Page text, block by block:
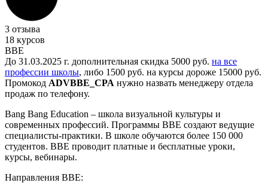
3 отзыва
18 курсов
BBE
До 31.03.2025 г. дополнительная скидка 5000 руб. на все
профессии школы, либо 1500 руб. на курсы дороже 15000 руб.
Промокод ADVBBE_CPA нужно назвать менеджеру отдела
продаж по телефону.
Bang Bang Education – школа визуальной культуры и
современных профессий. Программы BBE создают ведущие
специалисты-практики. В школе обучаются более 150 000
студентов. BBE проводит платные и бесплатные уроки,
курсы, вебинары.
Направления BBE: